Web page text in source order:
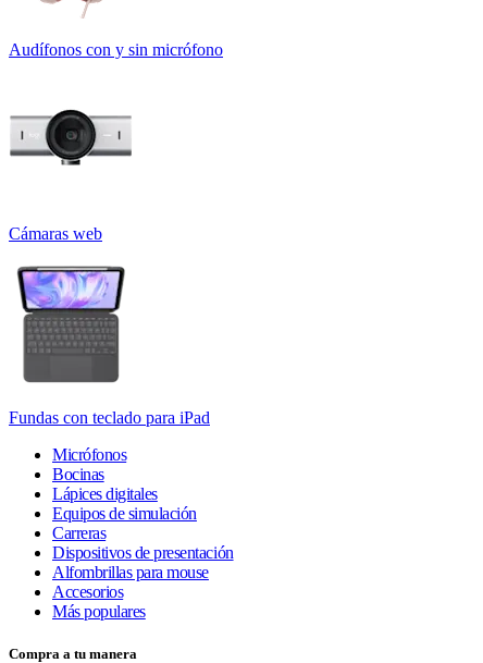
Audífonos con y sin micrófono
Cámaras web
Fundas con teclado para iPad
Micrófonos
Bocinas
Lápices digitales
Equipos de simulación
Carreras
Dispositivos de presentación
Alfombrillas para mouse
Accesorios
Más populares
Compra a tu manera